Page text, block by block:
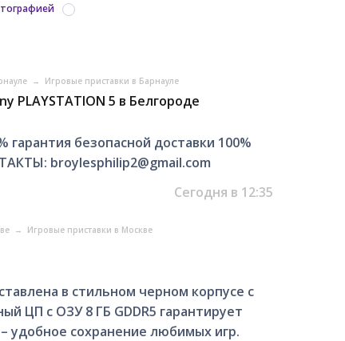
→ Игровые приставки в Барнауле
PLAYSTATION 5 в Белгороде
гарантия безопасной доставки 100%
broylesphilip2@gmail.com
Сегодня в 12:35
→ Игровые приставки в Москве
в стильном черном корпусе с
ЦП с ОЗУ 8 ГБ GDDR5 гарантирует
удобное сохранение любимых игр.